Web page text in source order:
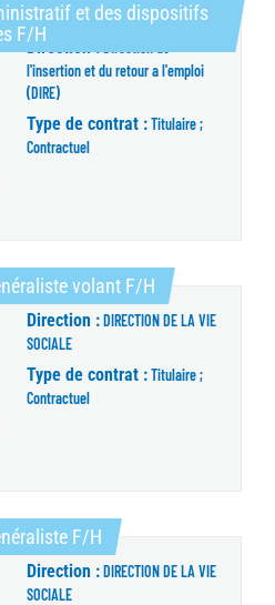
et des dispositifs
F/H
Direction :
l'insertion et du retour a l'emploi
(DIRE)
Type de contrat :Titulaire ;
Contractuel
volant F/H (Nouvelle
Direction :DIRECTION DE LA VIE
SOCIALE
Type de contrat :Titulaire ;
Contractuel
F/H (Nouvelle fenêtre)
Direction :DIRECTION DE LA VIE
SOCIALE